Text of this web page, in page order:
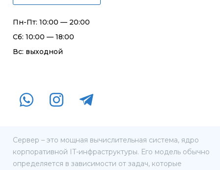
Пн-Пт: 10:00 — 20:00
Сб: 10:00 — 18:00
Вс: выходной
Сервер – это мощная вычислительная система, ядро
корпоративной IT-инфраструктуры. Его модель обычно
определяется в зависимости от задач, которые